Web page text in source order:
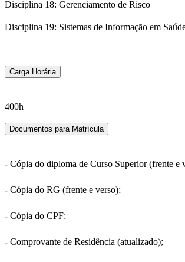
Disciplina 18: Gerenciamento de Risco
Disciplina 19: Sistemas de Informação em
Carga Horária
400h
Documentos para Matrícula
- Cópia do diploma de Curso Superior (frente e
- Cópia do RG (frente e verso);
- Cópia do CPF;
- Comprovante de Residência (atualizado);